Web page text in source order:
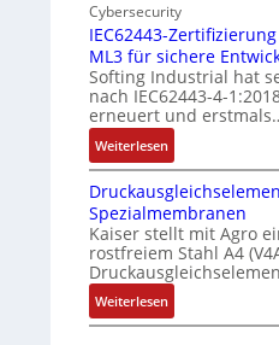
d
g
e
n
d
u
s
t
r
i
e
-
P
C
l
ä
s
s
b
i
l
f
u
n
k
m
o
d
u
l
e
b
r
Cybersecurity
IEC62443-
ML3 für sichere
Softing Industrial hat
nach IEC62443-4-
erneuert und
Weiterlesen:
I
E
C
6
2
4
4
3
Spezialmembranen
Kaiser stellt mit Agro
rostfreiem Stahl A4
Weiterlesen:
D